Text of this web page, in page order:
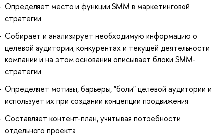
Определяет место и функции SMM в маркетинговой
стратегии
Собирает и анализирует необходимую информацию о
целевой аудитории, конкурентах и текущей деятельности
компании и на этом основании описывает блоки SMM-
стратегии
Определяет мотивы, барьеры, "боли" целевой аудитории и
использует их при создании концепции продвижения
Составляет контент-план, учитывая потребности
отдельного проекта